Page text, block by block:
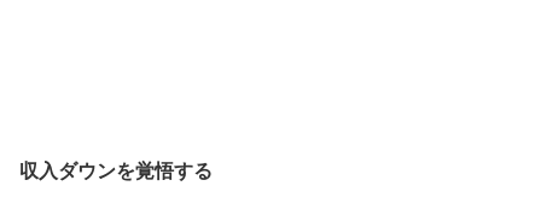
収入ダウンを覚悟する